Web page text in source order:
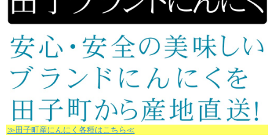
≫田子町産にんにく各種はこちら≪